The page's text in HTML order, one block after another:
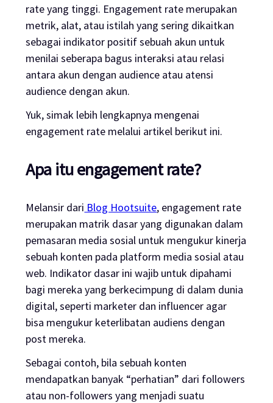
rateyang tinggi. Engagement rate merupakan
metrik, alat, atau istilah yang sering dikaitkan
sebagai indikator positif sebuah akun untuk
menilai seberapa bagus interaksi atau relasi
antara akun dengan audience atau atensi
audience dengan akun.
Yuk, simak lebih lengkapnya mengenai
engagement rate melalui artikel berikut ini.
Apa ituengagement rate?
Melansir dari Blog Hootsuite, engagement rate
merupakan matrik dasar yang digunakan dalam
pemasaran media sosial untuk mengukur kinerja
sebuah konten pada platform media sosial atau
web. Indikator dasar ini wajib untuk dipahami
bagi mereka yang berkecimpung di dalam dunia
digital, seperti marketer dan influencer agar
bisa mengukur keterlibatan audiens dengan
post mereka.
Sebagai contoh, bila sebuah konten
mendapatkan banyak “perhatian” dari followers
atau non-followersyang menjadi suatu